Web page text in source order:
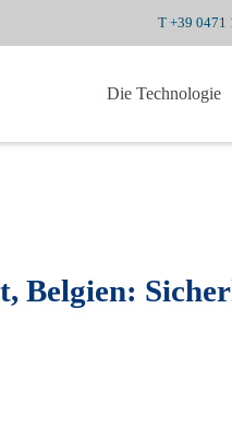
T +39 0471
Die Technologie
Belgien: